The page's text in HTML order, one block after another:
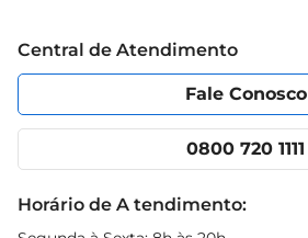
Política de Privacidade
Portal do fornecedor
Cencosud Media
Código de Ética
App Prezunic
Central de Atendimento
Fale Conosco
0800 720 1111
Horário de A tendimento: